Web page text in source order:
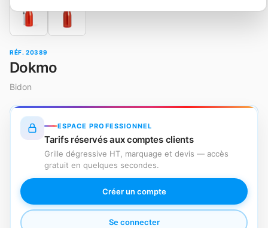
RÉF. 20389
Dokmo
Bidon
ESPACE PROFESSIONNEL
Tarifs réservés aux comptes clients
Grille dégressive HT, marquage et devis — accès
gratuit en quelques secondes.
Créer un compte
Se connecter